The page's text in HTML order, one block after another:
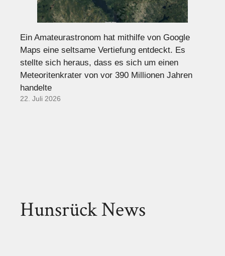
Ein Amateurastronom hat mithilfe von Google
Maps eine seltsame Vertiefung entdeckt. Es
stellte sich heraus, dass es sich um einen
Meteoritenkrater von vor 390 Millionen Jahren
handelte
22. Juli 2026
Hunsrück News